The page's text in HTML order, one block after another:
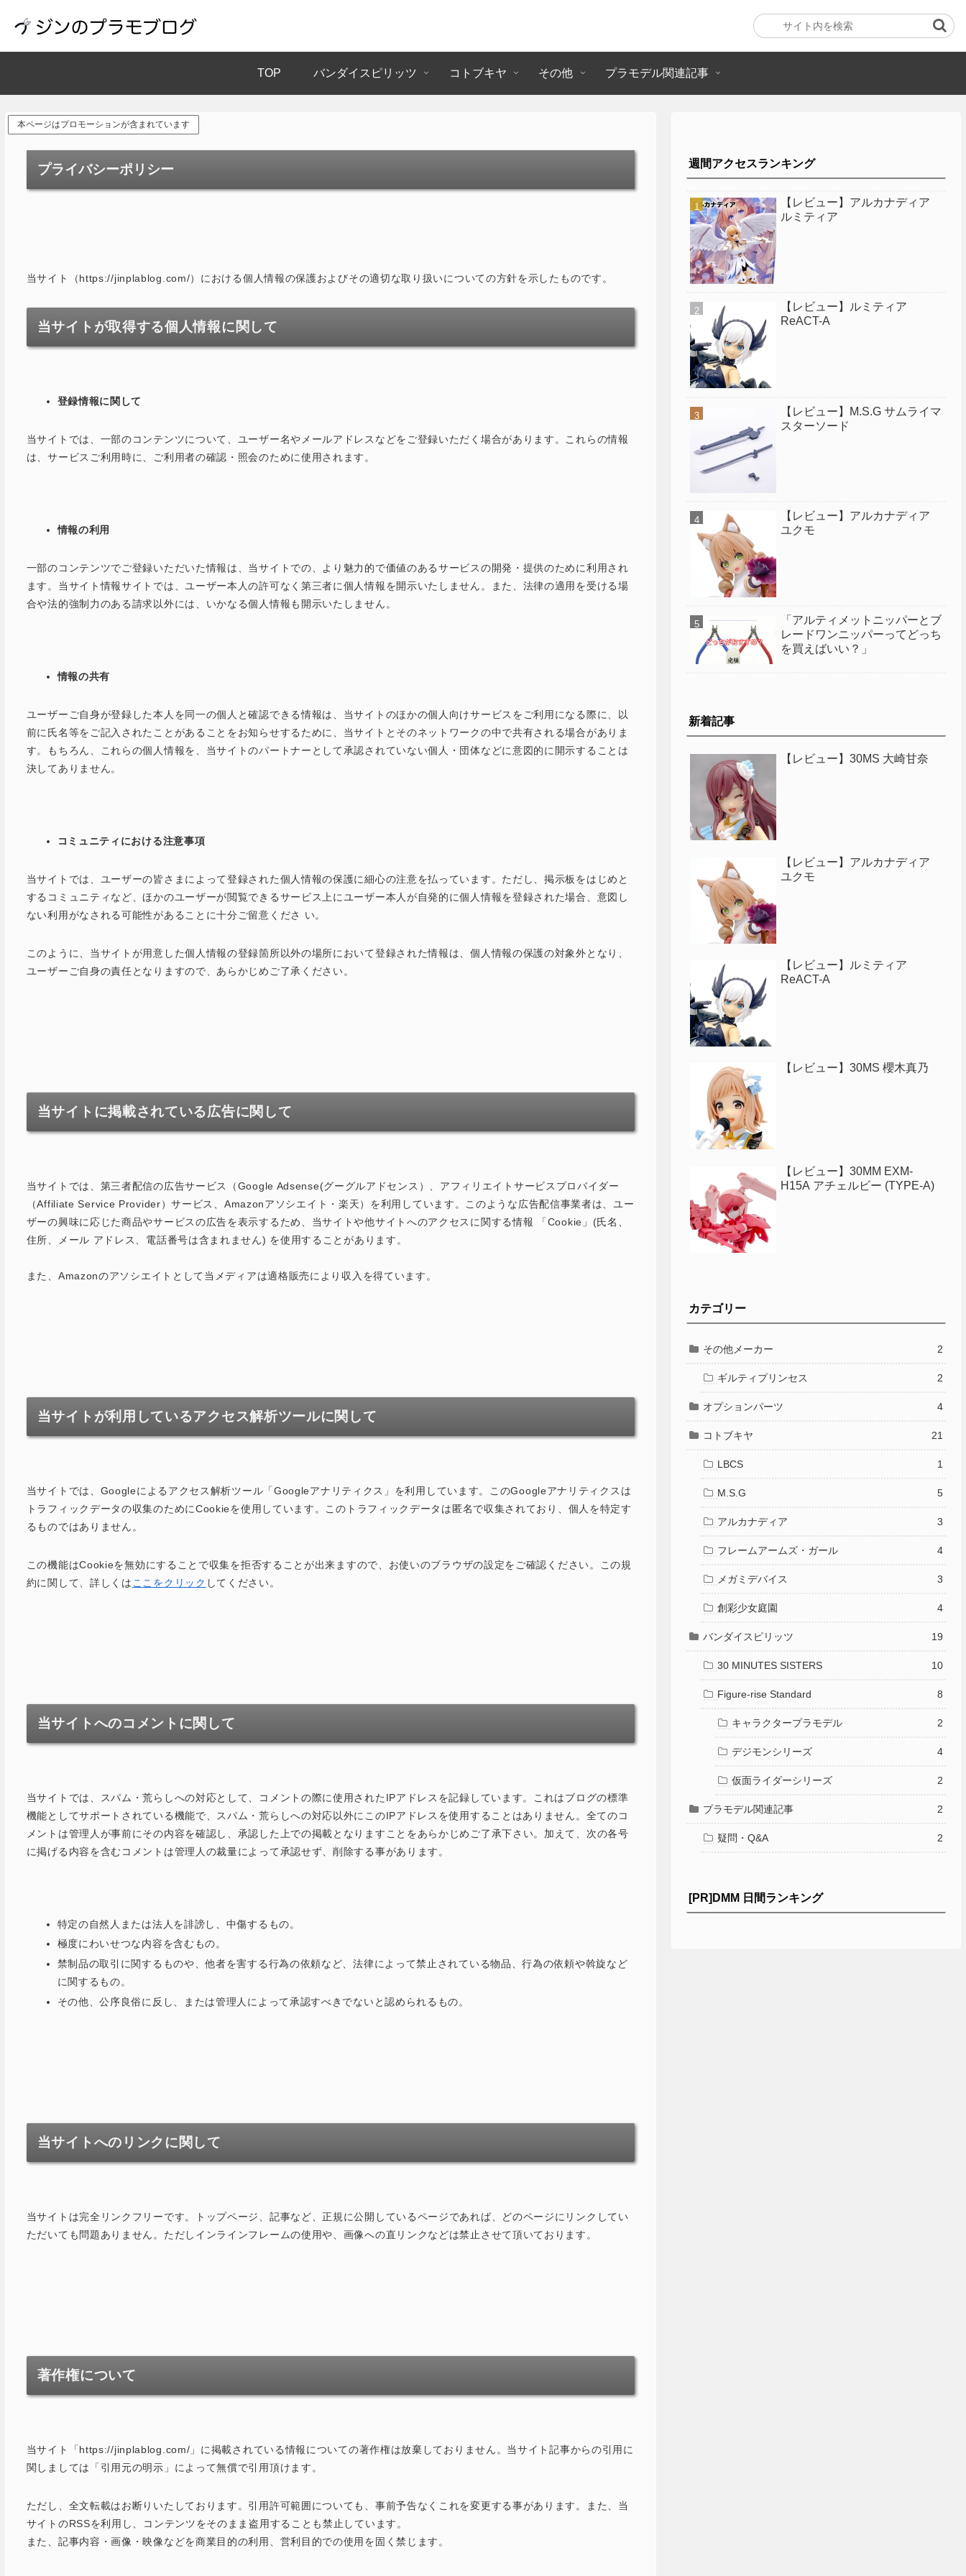
TOP バンダイスピリッツ コトブキヤ その他 プラモデル関連記事
本ページはプロモーションが含まれています
プライバシーポリシー
当サイト（https://jinplablog.com/）における個人情報の保護およびその適切な取り扱いについての方針を示したものです。
当サイトが取得する個人情報に関して
登録情報に関して
当サイトでは、一部のコンテンツについて、ユーザー名やメールアドレスなどをご登録いただく場合があります。これらの情報
は、サービスご利用時に、ご利用者の確認・照会のために使用されます。
情報の利用
一部のコンテンツでご登録いただいた情報は、当サイトでの、より魅力的で価値のあるサービスの開発・提供のために利用され
ます。当サイト情報サイトでは、ユーザー本人の許可なく第三者に個人情報を開示いたしません。また、法律の適用を受ける場
合や法的強制力のある請求以外には、いかなる個人情報も開示いたしません。
情報の共有
ユーザーご自身が登録した本人を同一の個人と確認できる情報は、当サイトのほかの個人向けサービスをご利用になる際に、以
前に氏名等をご記入されたことがあることをお知らせするために、当サイトとそのネットワークの中で共有される場合がありま
す。もちろん、これらの個人情報を、当サイトのパートナーとして承認されていない個人・団体などに意図的に開示することは
決してありません。
コミュニティにおける注意事項
当サイトでは、ユーザーの皆さまによって登録された個人情報の保護に細心の注意を払っています。ただし、掲示板をはじめと
するコミュニティなど、ほかのユーザーが閲覧できるサービス上にユーザー本人が自発的に個人情報を登録された場合、意図し
ない利用がなされる可能性があることに十分ご留意くださ い。
このように、当サイトが用意した個人情報の登録箇所以外の場所において登録された情報は、個人情報の保護の対象外となり、
ユーザーご自身の責任となりますので、あらかじめご了承ください。
当サイトに掲載されている広告に関して
当サイトでは、第三者配信の広告サービス（Google Adsense(グーグルアドセンス）、アフィリエイトサービスプロバイダー
（Affiliate Service Provider）サービス、Amazonアソシエイト・楽天）を利用しています。このような広告配信事業者は、ユー
ザーの興味に応じた商品やサービスの広告を表示するため、当サイトや他サイトへのアクセスに関する情報 「Cookie」(氏名、
住所、メール アドレス、電話番号は含まれません) を使用することがあります。
また、Amazonのアソシエイトとして当メディアは適格販売により収入を得ています。
当サイトが利用しているアクセス解析ツールに関して
当サイトでは、Googleによるアクセス解析ツール「Googleアナリティクス」を利用しています。このGoogleアナリティクスは
トラフィックデータの収集のためにCookieを使用しています。このトラフィックデータは匿名で収集されており、個人を特定す
るものではありません。
この機能はCookieを無効にすることで収集を拒否することが出来ますので、お使いのブラウザの設定をご確認ください。この規
約に関して、詳しくは ここをクリック してください。
当サイトへのコメントに関して
当サイトでは、スパム・荒らしへの対応として、コメントの際に使用されたIPアドレスを記録しています。これはブログの標準
機能としてサポートされている機能で、スパム・荒らしへの対応以外にこのIPアドレスを使用することはありません。全てのコ
メントは管理人が事前にその内容を確認し、承認した上での掲載となりますことをあらかじめご了承下さい。加えて、次の各号
に掲げる内容を含むコメントは管理人の裁量によって承認せず、削除する事があります。
特定の自然人または法人を誹謗し、中傷するもの。
極度にわいせつな内容を含むもの。
禁制品の取引に関するものや、他者を害する行為の依頼など、法律によって禁止されている物品、行為の依頼や斡旋など
に関するもの。
その他、公序良俗に反し、または管理人によって承認すべきでないと認められるもの。
当サイトへのリンクに関して
当サイトは完全リンクフリーです。トップページ、記事など、正規に公開しているページであれば、どのページにリンクしてい
ただいても問題ありません。ただしインラインフレームの使用や、画像への直リンクなどは禁止させて頂いております。
著作権について
当サイト「https://jinplablog.com/」に掲載されている情報についての著作権は放棄しておりません。当サイト記事からの引用に
関しましては「引用元の明示」によって無償で引用頂けます。
ただし、全文転載はお断りいたしております。引用許可範囲についても、事前予告なくこれを変更する事があります。また、当
サイトのRSSを利用し、コンテンツをそのまま盗用することも禁止しています。
また、記事内容・画像・映像などを商業目的の利用、営利目的での使用を固く禁じます。
週間アクセスランキング
【レビュー】アルカナディア
ルミティア
【レビュー】ルミティア
ReACT-A
【レビュー】M.S.G サムライマ
スターソード
【レビュー】アルカナディア
ユクモ
「アルティメットニッパーとブ
レードワンニッパーってどっち
を買えばいい？」
新着記事
【レビュー】30MS 大崎甘奈
【レビュー】アルカナディア
ユクモ
【レビュー】ルミティア
ReACT-A
【レビュー】30MS 櫻木真乃
【レビュー】30MM EXM-
H15A アチェルビー (TYPE-A)
カテゴリー
その他メーカー 2
ギルティプリンセス 2
オプションパーツ 4
コトブキヤ 21
LBCS 1
M.S.G 5
アルカナディア 3
フレームアームズ・ガール 4
メガミデバイス 3
創彩少女庭園 4
バンダイスピリッツ 19
30 MINUTES SISTERS 10
Figure-rise Standard 8
キャラクタープラモデル 2
デジモンシリーズ 4
仮面ライダーシリーズ 2
プラモデル関連記事 2
疑問・Q&A 2
[PR]DMM 日間ランキング